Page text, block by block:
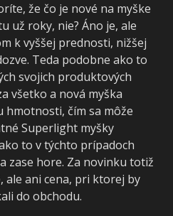
že čo je nové na myške
už roky, nie? Áno je, ale
k vyššej prednosti, nižšej
Teda podobne ako to
svojich produktových
všetko a nová myška
hmotnosti, čím sa môže
Superlight myšky
to v týchto prípadoch
zase hore. Za novinku totiž
ale ani cena, pri ktorej by
do obchodu.